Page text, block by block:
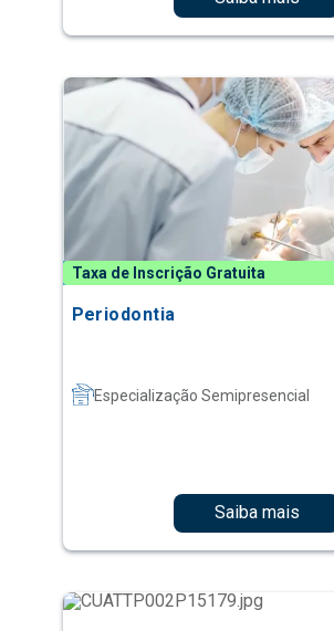
Taxa de Inscrição Gratuita
Periodontia
Especialização Semipresencial
Saiba mais